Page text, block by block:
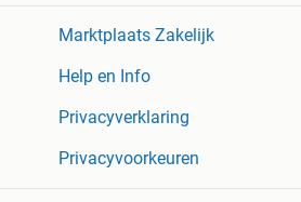
Marktplaats Zakelijk
Help en Info
Privacyverklaring
Privacyvoorkeuren